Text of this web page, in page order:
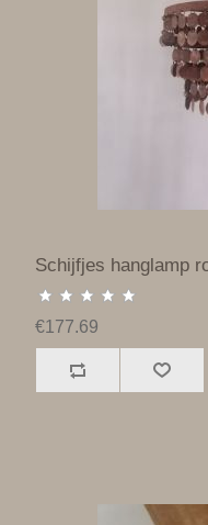
Schijfjes hanglamp
€177.69